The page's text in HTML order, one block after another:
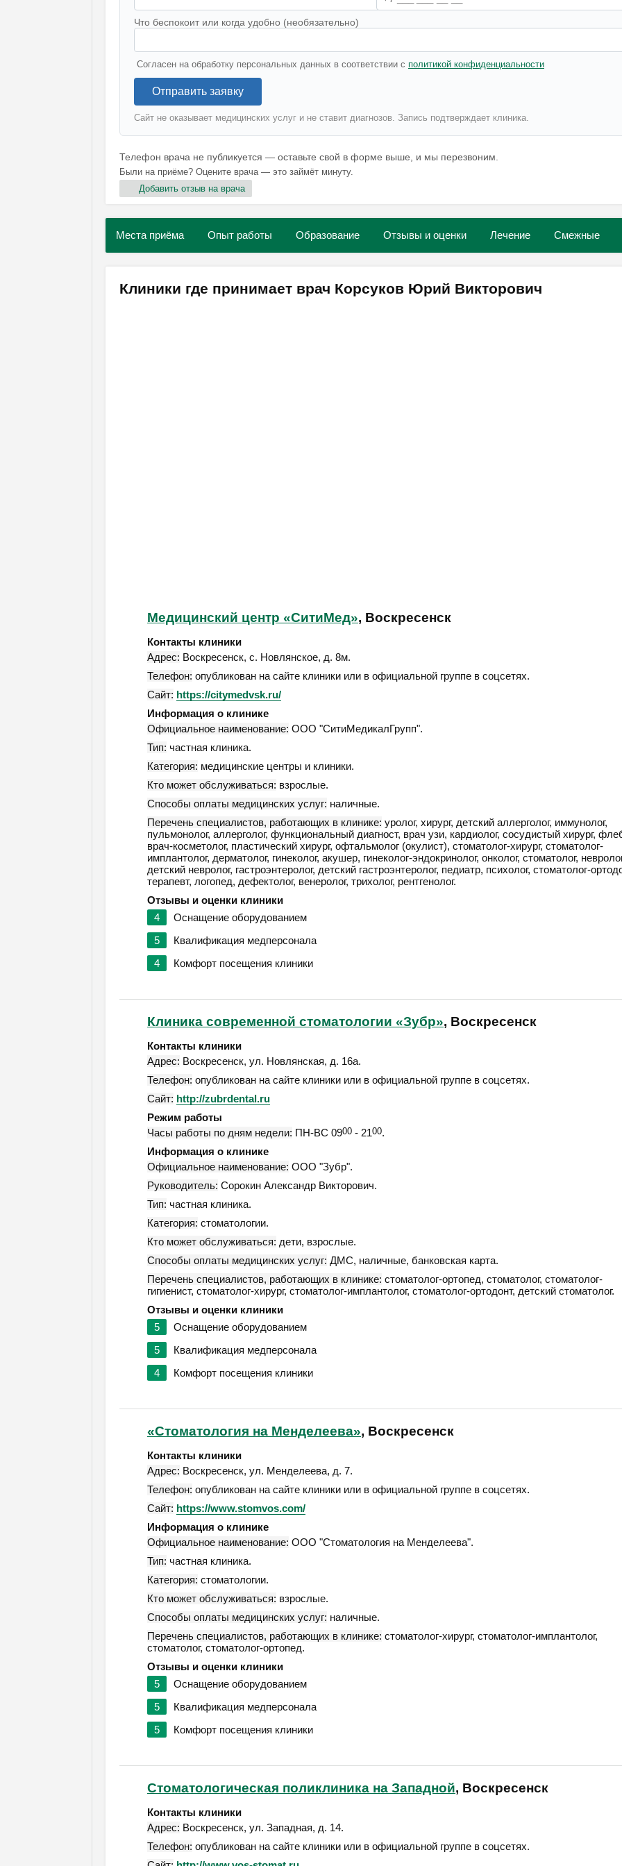
Что беспокоит или когда удобно (необязательно)
Согласен на обработку персональных данных в соответствии с политикой конфиденциальности
Отправить заявку
Сайт не оказывает медицинских услуг и не ставит диагнозов. Запись подтверждает клиника.
Телефон врача не публикуется — оставьте свой в форме выше, и мы перезвоним.
Были на приёме? Оцените врача — это займёт минуту.
Добавить отзыв на врача
Места приёма Опыт работы Образование Отзывы и оценки Лечение Смежные
Клиники где принимает врач Корсуков Юрий Викторович
Медицинский центр «СитиМед», Воскресенск
Контакты клиники
Адрес: Воскресенск, с. Новлянское, д. 8м.
Телефон: опубликован на сайте клиники или в официальной группе в соцсетях.
Сайт: https://citymedvsk.ru/
Информация о клинике
Официальное наименование: ООО "СитиМедикалГрупп".
Тип: частная клиника.
Категория: медицинские центры и клиники.
Кто может обслуживаться: взрослые.
Способы оплаты медицинских услуг: наличные.
Перечень специалистов, работающих в клинике: уролог, хирург, детский аллерголог, иммунолог,
пульмонолог, аллерголог, функциональный диагност, врач узи, кардиолог, сосудистый хирург,
врач-косметолог, пластический хирург, офтальмолог (окулист), стоматолог-хирург, стоматолог-
имплантолог, дерматолог, гинеколог, акушер, гинеколог-эндокринолог, онколог, стоматолог,
детский невролог, гастроэнтеролог, детский гастроэнтеролог, педиатр, психолог, стоматолог-
терапевт, логопед, дефектолог, венеролог, трихолог, рентгенолог.
Отзывы и оценки клиники
4
Оснащение оборудованием
5
Квалификация медперсонала
4
Комфорт посещения клиники
Клиника современной стоматологии «Зубр», Воскресенск
Контакты клиники
Адрес: Воскресенск, ул. Новлянская, д. 16а.
Телефон: опубликован на сайте клиники или в официальной группе в соцсетях.
Сайт: http://zubrdental.ru
Режим работы
Часы работы по дням недели: ПН-ВС 0900 - 2100.
Информация о клинике
Официальное наименование: ООО "Зубр".
Руководитель: Сорокин Александр Викторович.
Тип: частная клиника.
Категория: стоматологии.
Кто может обслуживаться: дети, взрослые.
Способы оплаты медицинских услуг: ДМС, наличные, банковская карта.
Перечень специалистов, работающих в клинике: стоматолог-ортопед, стоматолог, стоматолог-
гигиенист, стоматолог-хирург, стоматолог-имплантолог, стоматолог-ортодонт, детский стоматолог.
Отзывы и оценки клиники
5
Оснащение оборудованием
5
Квалификация медперсонала
4
Комфорт посещения клиники
«Стоматология на Менделеева», Воскресенск
Контакты клиники
Адрес: Воскресенск, ул. Менделеева, д. 7.
Телефон: опубликован на сайте клиники или в официальной группе в соцсетях.
Сайт: https://www.stomvos.com/
Информация о клинике
Официальное наименование: ООО "Стоматология на Менделеева".
Тип: частная клиника.
Категория: стоматологии.
Кто может обслуживаться: взрослые.
Способы оплаты медицинских услуг: наличные.
Перечень специалистов, работающих в клинике: стоматолог-хирург, стоматолог-имплантолог,
стоматолог, стоматолог-ортопед.
Отзывы и оценки клиники
5
Оснащение оборудованием
5
Квалификация медперсонала
5
Комфорт посещения клиники
Стоматологическая поликлиника на Западной, Воскресенск
Контакты клиники
Адрес: Воскресенск, ул. Западная, д. 14.
Телефон: опубликован на сайте клиники или в официальной группе в соцсетях.